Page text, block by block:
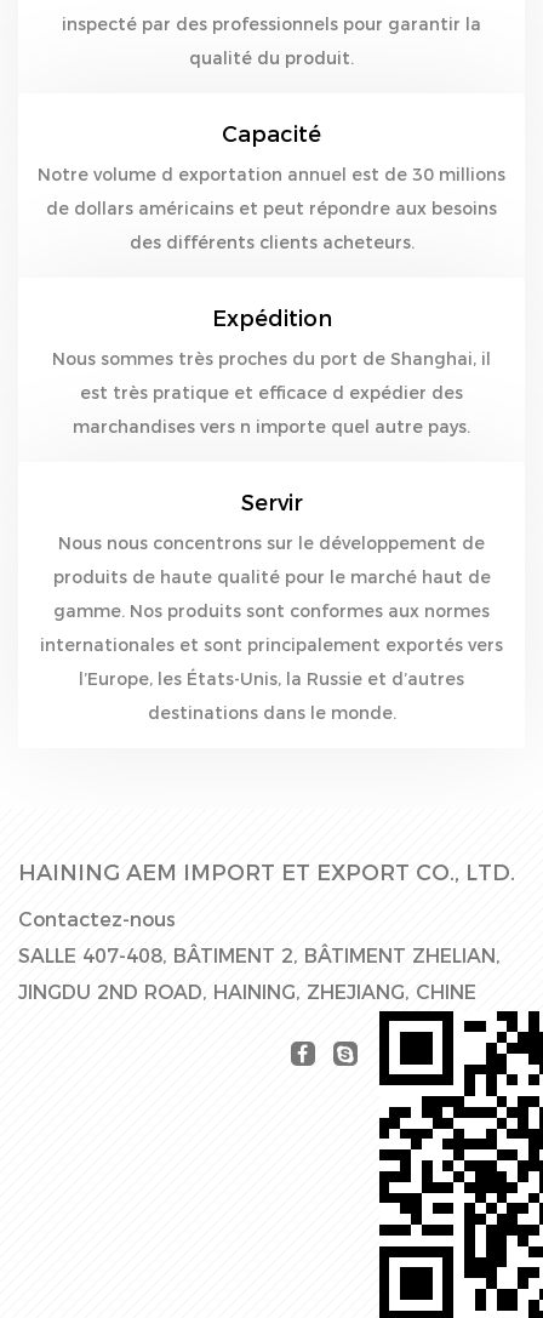
inspecté par des professionnels pour garantir la
qualité du produit.
Capacité
Notre volume d exportation annuel est de 30 millions
de dollars américains et peut répondre aux besoins
des différents clients acheteurs.
Expédition
Nous sommes très proches du port de Shanghai, il
est très pratique et efficace d expédier des
marchandises vers n importe quel autre pays.
Servir
Nous nous concentrons sur le développement de
produits de haute qualité pour le marché haut de
gamme. Nos produits sont conformes aux normes
internationales et sont principalement exportés vers
l’Europe, les États-Unis, la Russie et d’autres
destinations dans le monde.
HAINING AEM IMPORT ET EXPORT CO., LTD.
Contactez-nous
SALLE 407-408, BÂTIMENT 2, BÂTIMENT ZHELIAN,
JINGDU 2ND ROAD, HAINING, ZHEJIANG, CHINE